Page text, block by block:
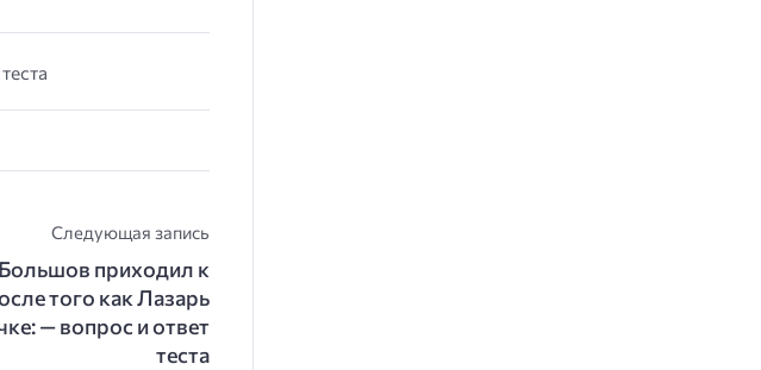
Следующая запись
приходил к
того как Лазарь
— вопрос и ответ
теста